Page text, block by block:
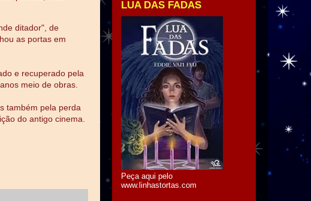
ditador", de
as portas em
e recuperado pela
meio de obras.
também pela perda
do antigo cinema.
LUA DAS FADAS
Peça aqui pelo
www.linhastortas.com